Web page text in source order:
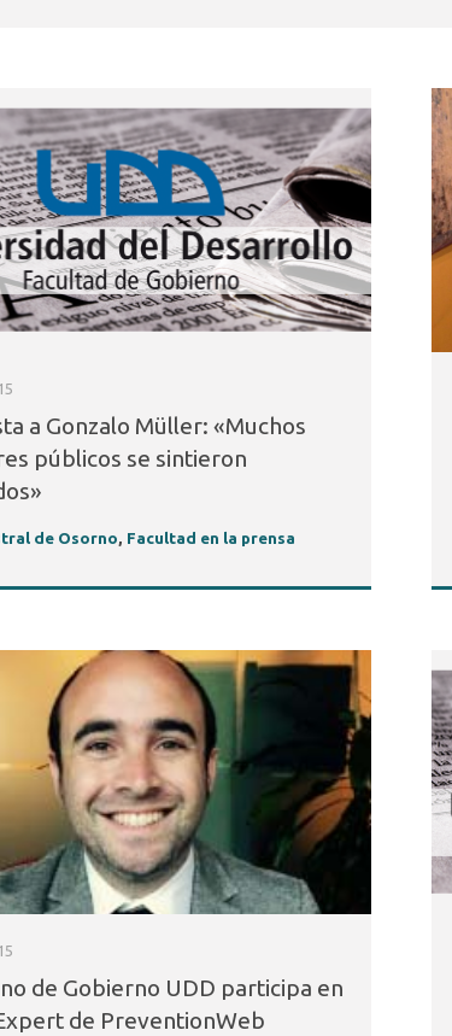
a Gonzalo Müller: «Muchos
públicos se sintieron
de Osorno, Facultad en la prensa
de Gobierno UDD participa en
de PreventionWeb